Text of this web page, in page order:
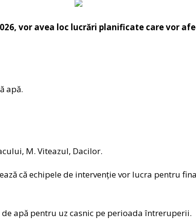
vor avea loc lucrări planificate care vor
apă.
M. Viteazul, Dacilor.
că echipele de intervenție vor lucra pentru
apă pentru uz casnic pe perioada întreruperii.